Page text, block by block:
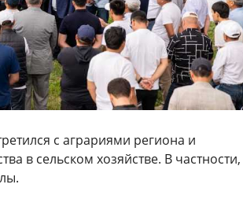
с аграриями региона и
в сельском хозяйстве. В частности,